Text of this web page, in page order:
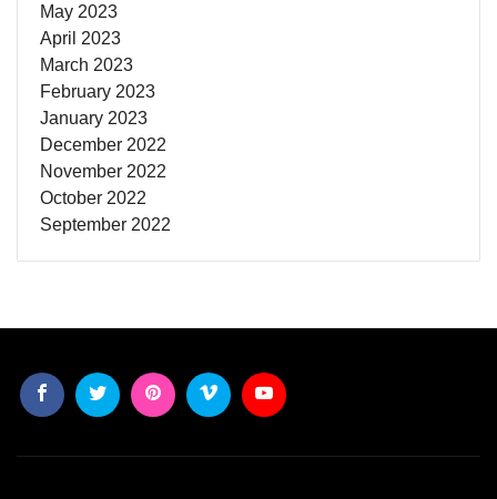
May 2023
April 2023
March 2023
February 2023
January 2023
December 2022
November 2022
October 2022
September 2022